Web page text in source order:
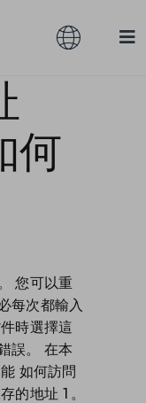
Toggle
何
您可以重
每次都輸入
時選擇這
誤。 在本
如何訪問
的地址 1。